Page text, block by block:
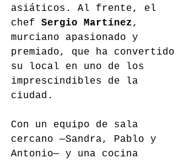
asiáticos. Al frente, el
chef Sergio Martínez,
murciano apasionado y
premiado, que ha convertido
su local en uno de los
imprescindibles de la
ciudad.
Con un equipo de sala
cercano —Sandra, Pablo y
Antonio— y una cocina